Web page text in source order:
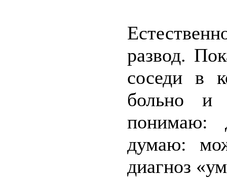
развод.
соседи в
больно и
понимаю:
думаю:
диагноз